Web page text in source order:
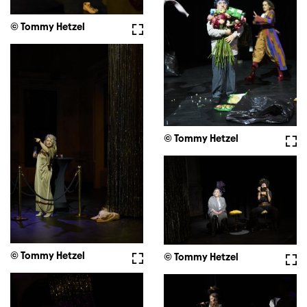
Fullscreen
© Tommy Hetzel
© Tommy Hetzel
Fullscreen
© Tommy Hetzel © Tommy Hetzel